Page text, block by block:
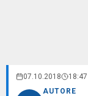
07.10.2018 18:47
AUTORE